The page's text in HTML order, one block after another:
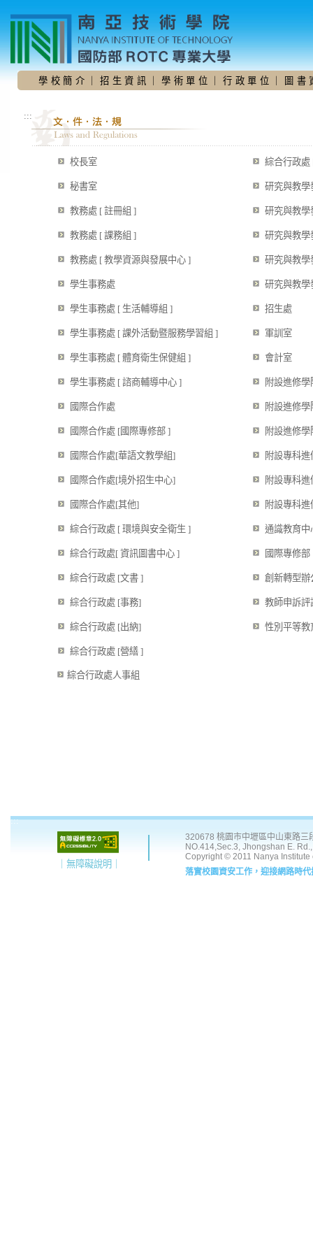
要
內
學 校 簡 介 招 生 資 訊 學 術 單 位 ｜行 政 單 位 圖 書
:::
校長室 綜合行政處
秘書室 研究與教學
教務處 [ 註冊組 ] 研究與教學
教務處 [ 課務組 ] 研究與教學
教務處 [ 教學資源與發展中心 ] 研究與教學
學生事務處 研究與教學
學生事務處 [ 生活輔導組 ] 招生處
學生事務處 [ 課外活動暨服務學習組 ] 軍訓室
學生事務處 [ 體育衛生保健組 ] 會計室
學生事務處 [ 諮商輔導中心 ] 附設進修
國際合作處 附設進修
國際合作處 [國際專修部 ] 附設進修
國際合作處[華語文教學組] 附設專科
國際合作處[境外招生中心] 附設專科
國際合作處[其他] 附設專科
綜合行政處 [ 環境與安全衛生 ] 通識教育中
綜合行政處[ 資訊圖書中心 ] 國際專修部
綜合行政處 [文書 ] 創新轉型辦
綜合行政處 [事務] 教師申訴評
綜合行政處 [出納] 性別平等教
綜合行政處 [營繕 ]
綜合行政處人事組
:::
｜無障礙說明｜
320678 桃園市中壢區中山東路
NO.414,Sec.3, Jhongshan E.
Copyright © 2011 Nanya Institute
落實校園資安工作，迎接網路